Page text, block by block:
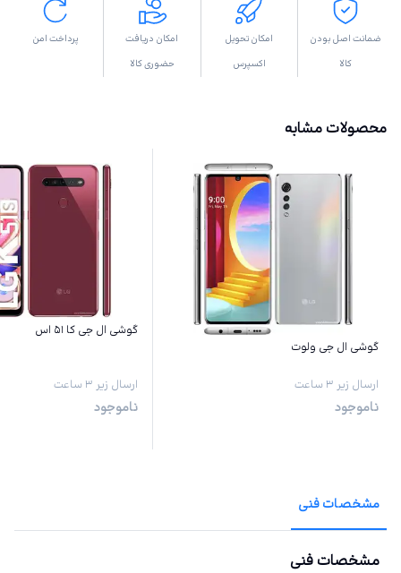
ضمانت اصل بودن
کالا
امکان تحویل
اکسپرس
امکان دریافت
حضوری کالا
پرداخت امن
محصولات مشابه
گوشی ال جی ولوت
ارسال زیر ۳ ساعت
ناموجود
گوشی ال جی کا ۵۱ اس
ارسال زیر ۳ ساعت
ناموجود
مشخصات فنی
مشخصات فنی